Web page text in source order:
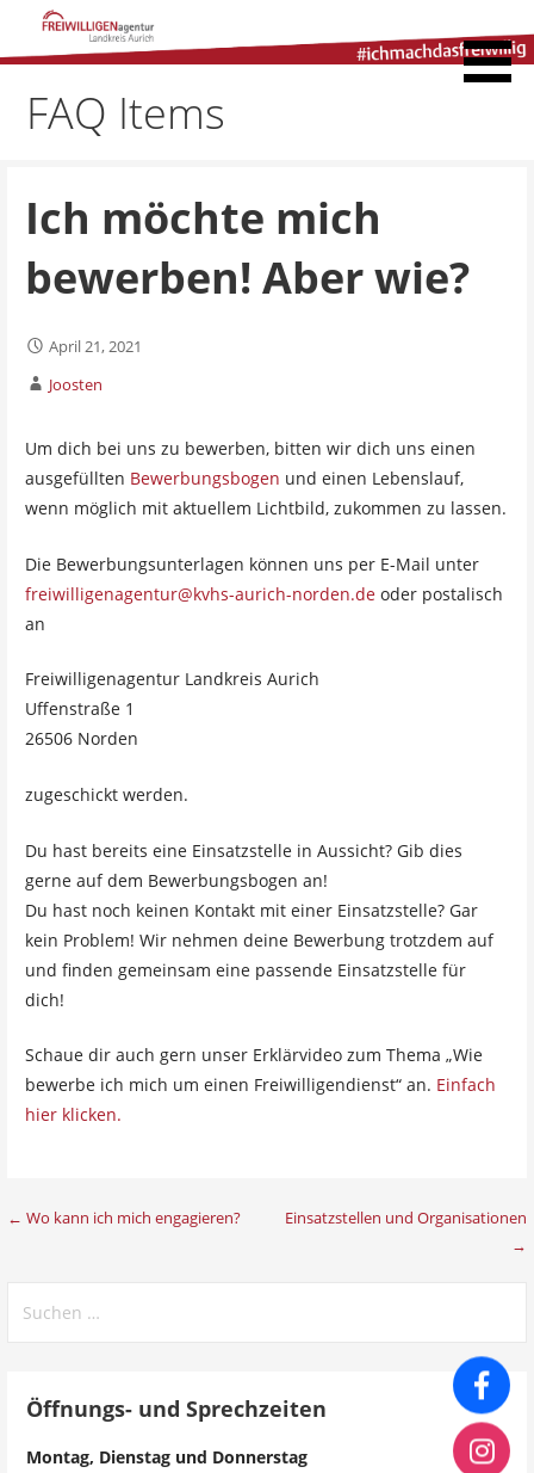
Freiwilligenagentur
Landkreis Aurich
FAQ Items
Ich möchte mich
bewerben! Aber wie?
April 21, 2021
Joosten
Um dich bei uns zu bewerben, bitten wir dich uns einen
ausgefüllten Bewerbungsbogen und einen Lebenslauf,
wenn möglich mit aktuellem Lichtbild, zukommen zu lassen.
Die Bewerbungsunterlagen können uns per E-Mail unter
freiwilligenagentur@kvhs-aurich-norden.deoder postalisch
an
Freiwilligenagentur Landkreis Aurich
Uffenstraße 1
26506 Norden
zugeschickt werden.
Du hast bereits eine Einsatzstelle in Aussicht? Gib dies
gerne auf dem Bewerbungsbogen an!
Du hast noch keinen Kontakt mit einer Einsatzstelle? Gar
kein Problem! Wir nehmen deine Bewerbung trotzdem auf
und finden gemeinsam eine passende Einsatzstelle für
dich!
Schaue dir auch gern unser Erklärvideo zum Thema „Wie
bewerbe ich mich um einen Freiwilligendienst“ an. Einfach
hier klicken.
Beitragsnavigation
← Wo kann ich mich engagieren?
Einsatzstellen und Organisationen
→
nach:
Öffnungs- und Sprechzeiten
Montag, Dienstag und Donnerstag